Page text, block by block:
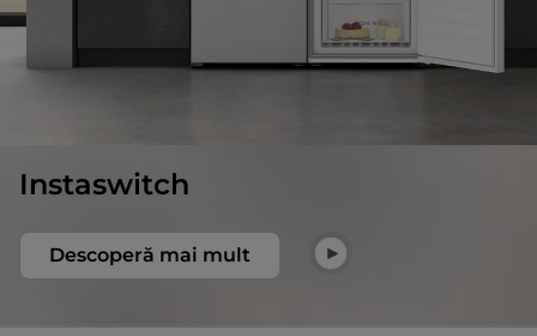
Instaswitch
Descoperă mai mult